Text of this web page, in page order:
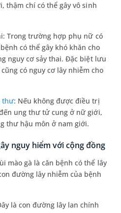
thậm chí có thể gây vô sinh
Trong trường hợp phụ nữ có
có thể gây khó khăn cho
nguy cơ sảy thai. Đặc biệt lưu
có nguy cơ lây nhiễm cho
thư: Nếu không được điều trị
ung thư tử cung ở nữ giới,
thư hậu môn ở nam giới.
nguy hiểm với cộng đồng
mào gà là căn bệnh có thể lây
đường lây nhiễm của bệnh
là con đường lây lan chính